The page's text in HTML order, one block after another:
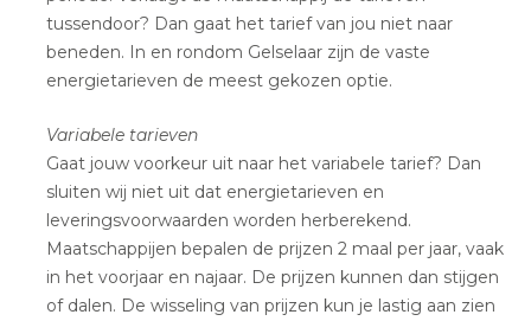
tussendoor? Dan gaat het tarief van jou niet naar
beneden. In en rondom Gelselaar zijn de vaste
energietarieven de meest gekozen optie.
Variabele tarieven
Gaat jouw voorkeur uit naar het variabele tarief? Dan
sluiten wij niet uit dat energietarieven en
leveringsvoorwaarden worden herberekend.
Maatschappijen bepalen de prijzen 2 maal per jaar, vaak
in het voorjaar en najaar. De prijzen kunnen dan stijgen
of dalen. De wisseling van prijzen kun je lastig aan zien